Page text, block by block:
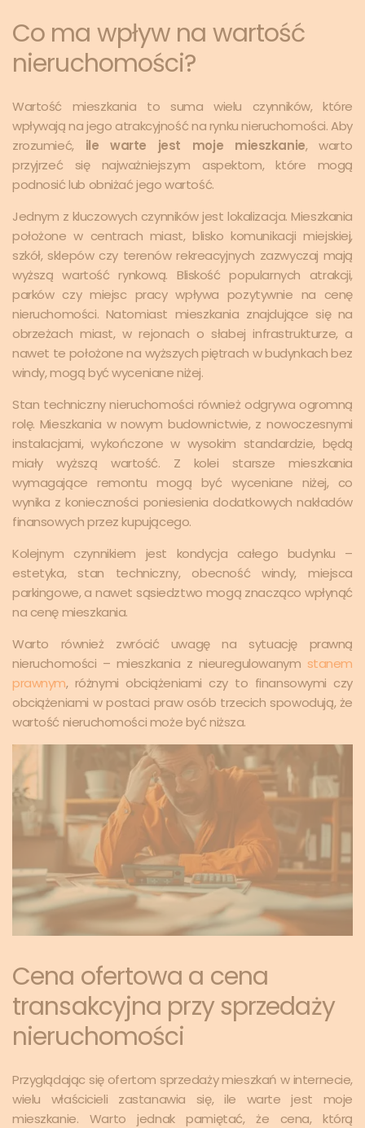
Co ma wpływ na wartość
nieruchomości?
Wartość mieszkania to suma wielu czynników, które
wpływają na jego atrakcyjność na rynku nieruchomości. Aby
zrozumieć, ile warte jest moje mieszkanie, warto
przyjrzeć się najważniejszym aspektom, które mogą
podnosić lub obniżać jego wartość.
Jednym z kluczowych czynników jest lokalizacja. Mieszkania
położone w centrach miast, blisko komunikacji miejskiej,
szkół, sklepów czy terenów rekreacyjnych zazwyczaj mają
wyższą wartość rynkową. Bliskość popularnych atrakcji,
parków czy miejsc pracy wpływa pozytywnie na cenę
nieruchomości. Natomiast mieszkania znajdujące się na
obrzeżach miast, w rejonach o słabej infrastrukturze, a
nawet te położone na wyższych piętrach w budynkach bez
windy, mogą być wyceniane niżej.
Stan techniczny nieruchomości również odgrywa ogromną
rolę. Mieszkania w nowym budownictwie, z nowoczesnymi
instalacjami, wykończone w wysokim standardzie, będą
miały wyższą wartość. Z kolei starsze mieszkania
wymagające remontu mogą być wyceniane niżej, co
wynika z konieczności poniesienia dodatkowych nakładów
finansowych przez kupującego.
Kolejnym czynnikiem jest kondycja całego budynku –
estetyka, stan techniczny, obecność windy, miejsca
parkingowe, a nawet sąsiedztwo mogą znacząco wpłynąć
na cenę mieszkania.
Warto również zwrócić uwagę na sytuację prawną
nieruchomości – mieszkania z nieuregulowanym stanem
prawnym, różnymi obciążeniami czy to finansowymi czy
obciążeniami w postaci praw osób trzecich spowodują, że
wartość nieruchomości może być niższa.
Cena ofertowa a cena
transakcyjna przy sprzedaży
nieruchomości
Przyglądając się ofertom sprzedaży mieszkań w internecie,
wielu właścicieli zastanawia się, ile warte jest moje
mieszkanie. Warto jednak pamiętać, że cena, którą